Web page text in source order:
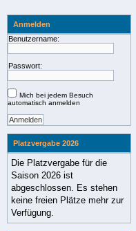
Anmelden
Benutzername:
Passwort:
Mich bei jedem Besuch
automatisch anmelden
Platzvergabe 2026
Die Platzvergabe für die
Saison 2026 ist
abgeschlossen. Es stehen
keine freien Plätze mehr zur
Verfügung.